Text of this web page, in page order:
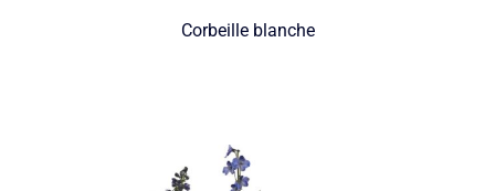
Corbeille blanche